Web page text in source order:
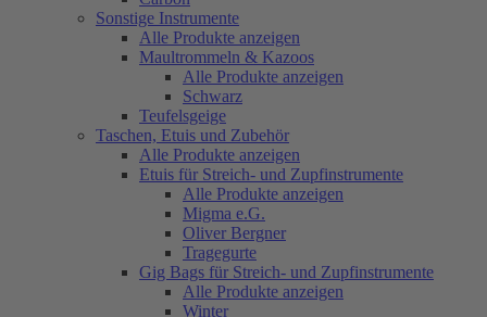
Sonstige Instrumente
Alle Produkte anzeigen
Maultrommeln & Kazoos
Alle Produkte anzeigen
Schwarz
Teufelsgeige
Taschen, Etuis und Zubehör
Alle Produkte anzeigen
Etuis für Streich- und Zupfinstrumente
Alle Produkte anzeigen
Migma e.G.
Oliver Bergner
Tragegurte
Gig Bags für Streich- und Zupfinstrumente
Alle Produkte anzeigen
Winter